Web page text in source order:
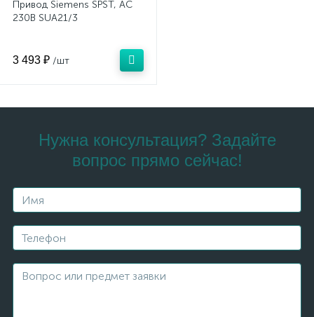
Привод Siemens SPST, AC
230В SUA21/3
3 493 ₽ /шт
Нужна консультация? Задайте
вопрос прямо сейчас!